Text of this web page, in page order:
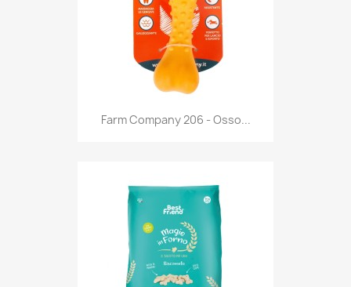
Anteprima
Farm Company 206 - Osso...